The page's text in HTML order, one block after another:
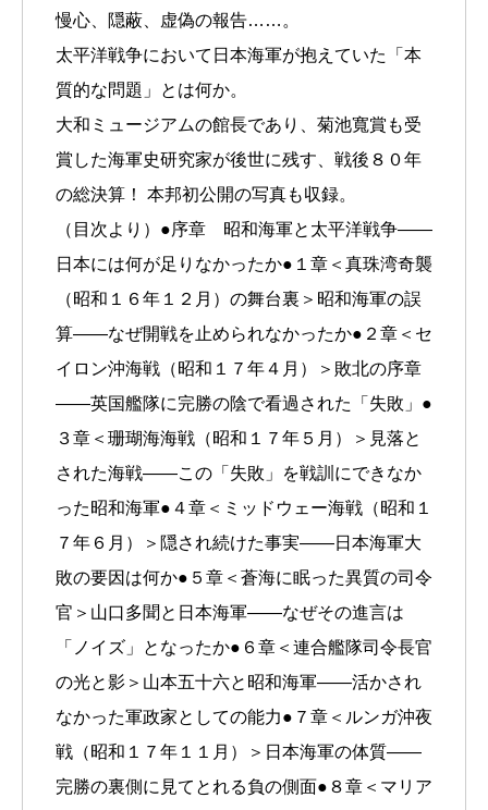
慢心、隠蔽、虚偽の報告……。
太平洋戦争において日本海軍が抱えていた「本
質的な問題」とは何か。
大和ミュージアムの館長であり、菊池寬賞も受
賞した海軍史研究家が後世に残す、戦後８０年
の総決算！ 本邦初公開の写真も収録。
（目次より）●序章 昭和海軍と太平洋戦争――
日本には何が足りなかったか●１章＜真珠湾奇襲
（昭和１６年１２月）の舞台裏＞昭和海軍の誤
算――なぜ開戦を止められなかったか●２章＜セ
イロン沖海戦（昭和１７年４月）＞敗北の序章
――英国艦隊に完勝の陰で看過された「失敗」●
３章＜珊瑚海海戦（昭和１７年５月）＞見落と
された海戦――この「失敗」を戦訓にできなか
った昭和海軍●４章＜ミッドウェー海戦（昭和１
７年６月）＞隠され続けた事実――日本海軍大
敗の要因は何か●５章＜蒼海に眠った異質の司令
官＞山口多聞と日本海軍――なぜその進言は
「ノイズ」となったか●６章＜連合艦隊司令長官
の光と影＞山本五十六と昭和海軍――活かされ
なかった軍政家としての能力●７章＜ルンガ沖夜
戦（昭和１７年１１月）＞日本海軍の体質――
完勝の裏側に見てとれる負の側面●８章＜マリア